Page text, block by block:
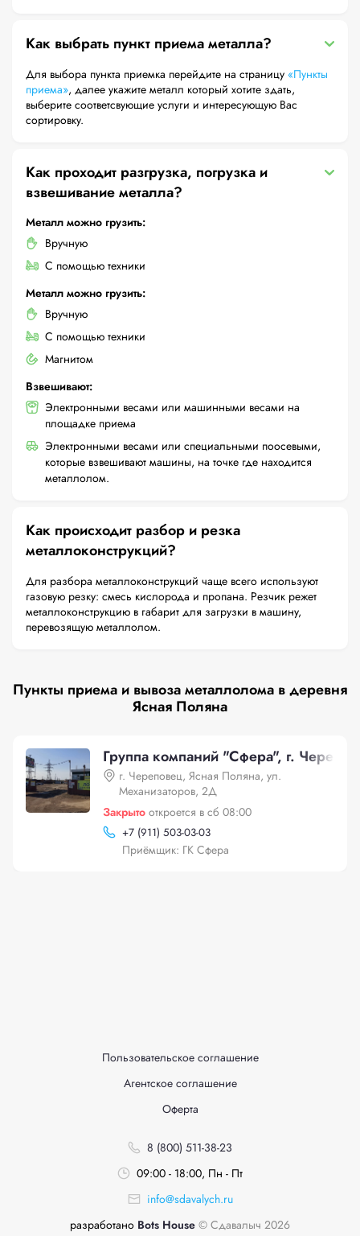
Как выбрать пункт приема металла?
Для выбора пункта приемка перейдите на страницу «Пункты
приема», далее укажите металл который хотите здать,
выберите соответсвующие услуги и интересующую Вас
сортировку.
Как проходит разгрузка, погрузка и
взвешивание металла?
Металл можно грузить:
Вручную
С помощью техники
Металл можно грузить:
Вручную
С помощью техники
Магнитом
Взвешивают:
Электронными весами или машинными весами на
площадке приема
Электронными весами или специальными поосевыми,
которые взвешивают машины, на точке где находится
металлолом.
Как происходит разбор и резка
металлоконструкций?
Для разбора металлоконструкций чаще всего используют
газовую резку: смесь кислорода и пропана. Резчик режет
металлоконструкцию в габарит для загрузки в машину,
перевозящую металлолом.
Пункты приема и вывоза металлолома в деревня
Ясная Поляна
Группа компаний "Сфера", г.
г. Череповец, Ясная Поляна, ул.
Механизаторов, 2Д
Закрыто откроется в сб 08:00
+7 (911) 503-03-03
Приёмщик: ГК Сфера
Пользовательское соглашение
Агентское соглашение
Оферта
8 (800) 511-38-23
09:00 - 18:00, Пн - Пт
info@sdavalych.ru
разработано Bots House © Сдавалыч 2026